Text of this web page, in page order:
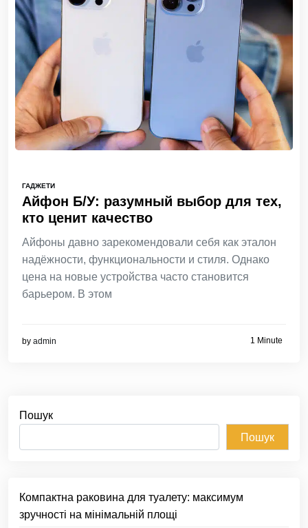
ГАДЖЕТИ
Айфон Б/У: разумный выбор для тех,
кто ценит качество
Айфоны давно зарекомендовали себя как эталон
надёжности, функциональности и стиля. Однако
цена на новые устройства часто становится
барьером. В этом
by admin 1 Minute
Пошук
Пошук
Компактна раковина для туалету: максимум
зручності на мінімальній площі